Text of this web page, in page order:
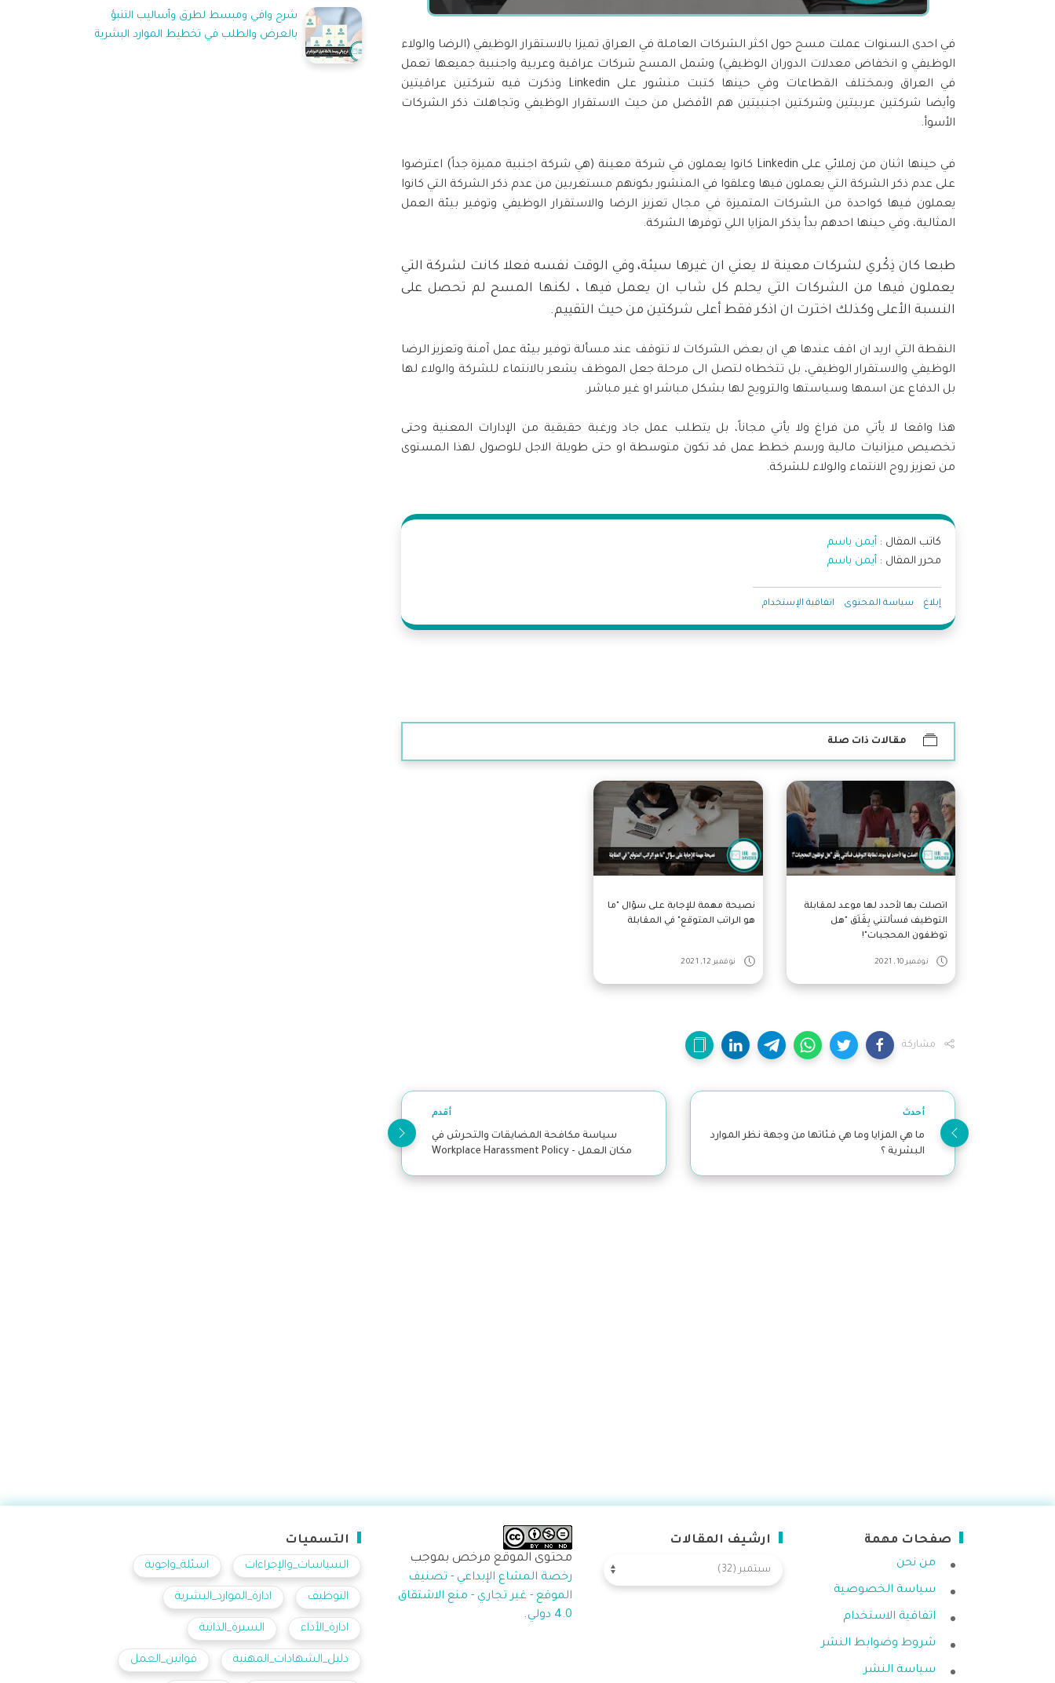
في احدى السنوات عملت مسح حول اكثر الشركات العاملة في العراق تميزا بالاستقرار الوظيفي (الرضا والولاء
الوظيفي و انخفاض معدلات الدوران الوظيفي) وشمل المسح شركات عراقية وعربية واجنبية جميعها تعمل
في العراق وبمختلف القطاعات وفي حينها كتبت منشور على Linkedin وذكرت فيه شركتين عراقيتين
وأيضا شركتين عربيتين وشركتين اجنبيتين هم الأفضل من حيث الاستقرار الوظيفي وتجاهلت ذكر الشركات
الأسوأ.
في حينها اثنان من زملائي على Linkedin كانوا يعملون في شركة معينة (هي شركة اجنبية مميزة جداً) اعترضوا
على عدم ذكر الشركة التي يعملون فيها وعلقوا في المنشور بكونهم مستغربين من عدم ذكر الشركة التي كانوا
يعملون فيها كواحدة من الشركات المتميزة في مجال تعزيز الرضا والاستقرار الوظيفي وتوفير بيئة العمل
المثالية، وفي حينها احدهم بدأ يذكر المزايا اللي توفرها الشركة.
طبعا كان ذِكْري لشركات معينة لا يعني ان غيرها سيئة، وفي الوقت نفسه فعلا كانت لشركة التي
يعملون فيها من الشركات التي يحلم كل شاب ان يعمل فيها ، لكنها المسح لم تحصل على
النسبة الأعلى وكذلك اخترت ان اذكر فقط أعلى شركتين من حيث التقييم.
النقطة التي اريد ان اقف عندها هي ان بعض الشركات لا تتوقف عند مسألة توفير بيئة عمل آمنة وتعزيز الرضا
الوظيفي والاستقرار الوظيفي، بل تتخطاه لتصل الى مرحلة جعل الموظف يشعر بالانتماء للشركة والولاء لها
بل الدفاع عن اسمها وسياستها والترويج لها بشكل مباشر او غير مباشر.
هذا واقعا لا يأتي من فراغ ولا يأتي مجاناً، بل يتطلب عمل جاد ورغبة حقيقية من الإدارات المعنية وحتى
تخصيص ميزانيات مالية ورسم خطط عمل قد تكون متوسطة او حتى طويلة الاجل للوصول لهذا المستوى
من تعزيز روح الانتماء والولاء للشركة.
كاتب المقال : أيمن باسم
محرر المقال : أيمن باسم
إبلاغ سياسة المحتوى اتفاقية الإستخدام
مقالات ذات صلة
اتصلت بها لأحدد لها موعد لمقابلة
التوظيف فسألتني بِقَلَق "هل
توظفون المحجبات"!
نوفمبر 10, 2021
نصيحة مهمة للإجابة على سؤال "ما
هو الراتب المتوقع" في المقابلة
نوفمبر 12, 2021
مشاركة
أحدث
ما هي المزايا وما هي فئاتها من وجهة نظر الموارد
البشرية ؟
أقدم
سياسة مكافحة المضايقات والتحرش في
مكان العمل - Workplace Harassment Policy
شرح وافي ومبسط لطرق وأساليب التنبؤ
بالعرض والطلب في تخطيط الموارد البشرية
صفحات مهمة
من نحن
سياسة الخصوصية
اتفاقية الاستخدام
شروط وضوابط النشر
سياسة النشر
ارشيف المقالات
محتوى الموقع مرخص بموجب
رخصة المشاع الإبداعي - تصنيف
الموقع - غير تجاري - منع الاشتقاق
4.0 دولي
.
التسميات
السياسات_والإجراءات اسئلة_واجوبة
التوظيف ادارة_الموارد_البشرية
ادارة_الأداء السيرة_الذاتية
دليل_الشهادات_المهنية قوانين_العمل